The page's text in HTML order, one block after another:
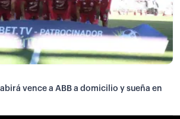
vence a ABB a domicilio y sueña en